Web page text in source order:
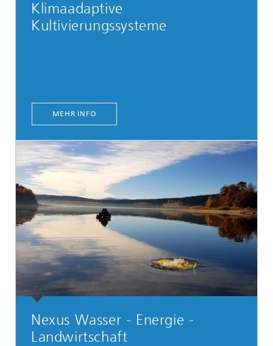
Klimaadaptive
Kultivierungssysteme
MEHR INFO
Nexus Wasser - Energie -
Landwirtschaft